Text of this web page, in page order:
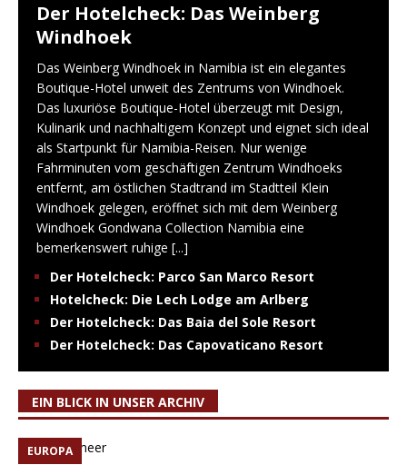
Der Hotelcheck: Das Weinberg
Windhoek
Das Weinberg Windhoek in Namibia ist ein elegantes
Boutique-Hotel unweit des Zentrums von Windhoek.
Das luxuriöse Boutique-Hotel überzeugt mit Design,
Kulinarik und nachhaltigem Konzept und eignet sich ideal
als Startpunkt für Namibia-Reisen. Nur wenige
Fahrminuten vom geschäftigen Zentrum Windhoeks
entfernt, am östlichen Stadtrand im Stadtteil Klein
Windhoek gelegen, eröffnet sich mit dem Weinberg
Windhoek Gondwana Collection Namibia eine
bemerkenswert ruhige [...]
Der Hotelcheck: Parco San Marco Resort
Hotelcheck: Die Lech Lodge am Arlberg
Der Hotelcheck: Das Baia del Sole Resort
Der Hotelcheck: Das Capovaticano Resort
EIN BLICK IN UNSER ARCHIV
EUROPA